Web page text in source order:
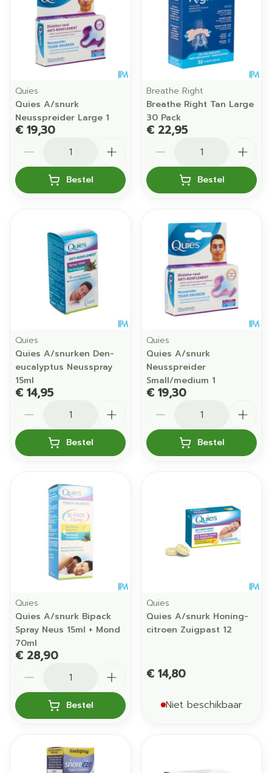
Quies
Quies A/snurk
Neusspreider Large 1
€ 19,30
Bestel
Breathe Right
Breathe Right Tan Large
30 Pack
€ 22,95
Bestel
Quies
Quies A/snurken Den-
eucalyptus Neusspray
15ml
€ 14,95
Bestel
Quies
Quies A/snurk
Neusspreider
Small/medium 1
€ 19,30
Bestel
Quies
Quies A/snurk Bipack
Spray Neus 15ml + Mond
70ml
€ 28,90
Bestel
Quies
Quies A/snurk Honing-
citroen Zuigpast 12
€ 14,80
Niet beschikbaar